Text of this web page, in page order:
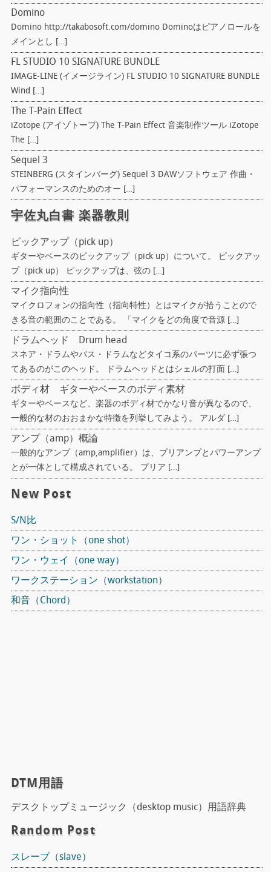
Domino
Domino http://takabosoft.com/domino Dominoはピアノロールを
メインとし […]
FL STUDIO 10 SIGNATURE BUNDLE
IMAGE-LINE (イメージライン) FL STUDIO 10 SIGNATURE BUNDLE
Wind […]
The T-Pain Effect
iZotope (アイゾトープ) The T-Pain Effect 音楽制作ツール iZotope
The […]
Sequel 3
STEINBERG (スタインバーグ) Sequel 3 DAWソフトウェア 作曲・
パフォーマンスのためのオー […]
宇佐丸白書 楽器教則
ピックアップ（pick up）
ギターやベースのピックアップ（pick up）について。 ピックアッ
プ（pick up） ピックアップは、弦の […]
マイク指向性
マイクロフォンの指向性（指向特性）とはマイクが拾うことので
きる音の範囲のことである。 「マイクをどの角度で音源 […]
ドラムヘッド Drum head
スネア・ドラムやバス・ドラムなどタイコ系のパーツに必ず張つ
てあるのがこのヘッド。 ドラムヘッドとはシェルの打面 […]
ボディ材 ギターやベースのボディ素材
ギターやベースなど、楽器のボディ材でかなり音が異なるので、
一般的な材のおおまかな特徴を列挙してみよう。 アルダ […]
アンプ（amp）概論
一般的なアンプ（amp,amplifier）は、プリアンプとパワーアンプ
とが一体として構成されている。 プリア […]
New Post
S/N比
ワン・ショット（one shot）
ワン・ウェイ（one way）
ワークステーション（workstation）
和音（Chord）
DTM用語
デスクトップミュージック（desktop music）用語辞典
Random Post
スレーブ（slave）